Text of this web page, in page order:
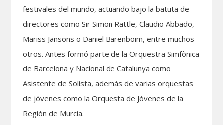
festivales del mundo, actuando bajo la batuta de
directores como Sir Simon Rattle, Claudio Abbado,
Mariss Jansons o Daniel Barenboim, entre muchos
otros. Antes formó parte de la Orquestra Simfònica
de Barcelona y Nacional de Catalunya como
Asistente de Solista, además de varias orquestas
de jóvenes como la Orquesta de Jóvenes de la
Región de Murcia.